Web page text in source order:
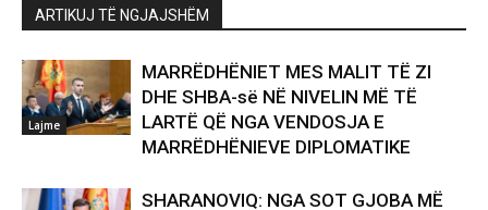
ARTIKUJ TË NGJAJSHËM
Lajme
MARRËDHËNIET MES MALIT TË ZI
DHE SHBA-së NË NIVELIN MË TË
LARTË QË NGA VENDOSJA E
MARRËDHËNIEVE DIPLOMATIKE
SHARANOVIQ: NGA SOT GJOBA MË